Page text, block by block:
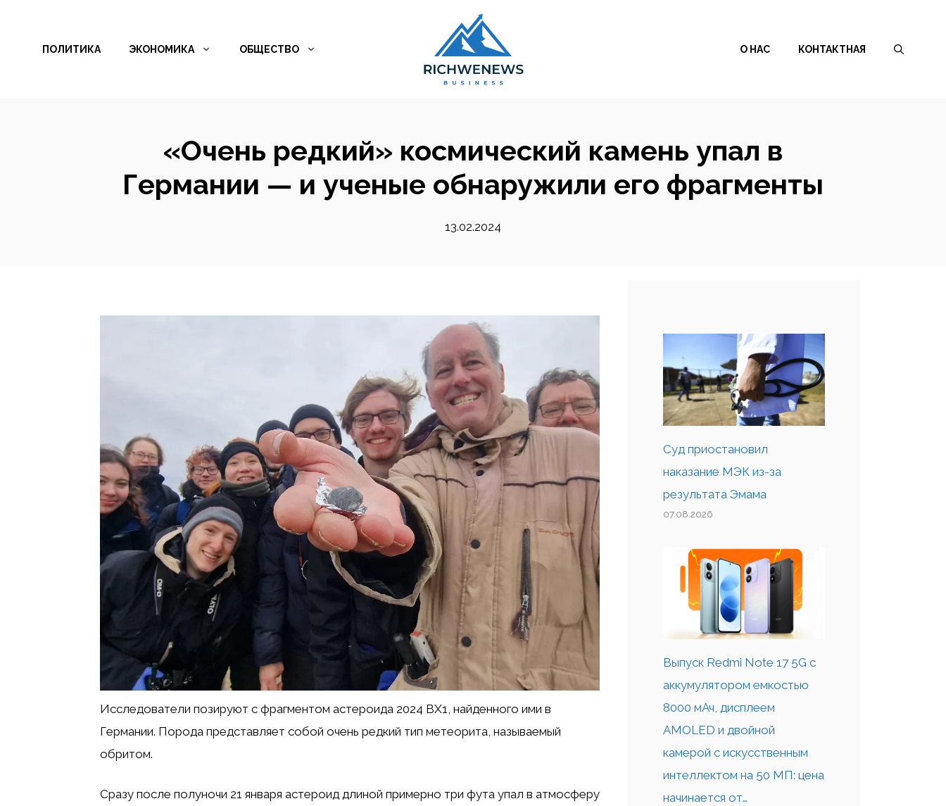
содержимому
ПОЛИТИКА ЭКОНОМИКА ОБЩЕСТВО О НАС КОНТАКТНАЯ
«Очень редкий» космический камень упал в
Германии — и ученые обнаружили его фрагменты
13.02.2024
Исследователи позируют с фрагментом астероида 2024 BX1, найденного ими в
Германии. Порода представляет собой очень редкий тип метеорита, называемый
обритом.
Сразу после полуночи 21 января астероид длиной примерно три фута упал в атмосферу
Суд приостановил
наказание МЭК из-за
результата Эмама
07.08.2026
Выпуск Redmi Note 17 5G с
аккумулятором емкостью
8000 мАч, дисплеем
AMOLED и двойной
камерой с искусственным
интеллектом на 50 МП: цена
начинается от…